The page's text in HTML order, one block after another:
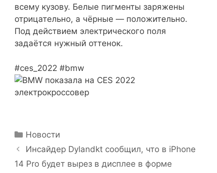
всему кузову. Белые пигменты заряжены
отрицательно, а чёрные — положительно.
Под действием электрического поля
задаётся нужный оттенок.
#ces_2022 #bmw
Рубрики
Новости
Инсайдер Dylandkt сообщил, что в iPhone
14 Pro будет вырез в дисплее в форме